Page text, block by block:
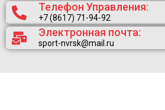
Телефон Управления:
+7 (8617) 71-94-92
Электронная почта:
sport-nvrsk@mail.ru